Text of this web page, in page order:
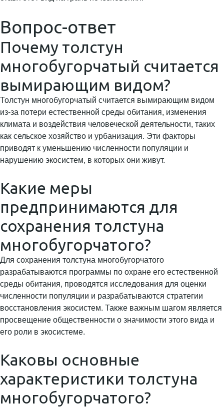
Вопрос-ответ
Почему толстун
многобугорчатый считается
вымирающим видом?
Толстун многобугорчатый считается вымирающим видом
из-за потери естественной среды обитания, изменения
климата и воздействия человеческой деятельности, таких
как сельское хозяйство и урбанизация. Эти факторы
приводят к уменьшению численности популяции и
нарушению экосистем, в которых они живут.
Какие меры
предпринимаются для
сохранения толстуна
многобугорчатого?
Для сохранения толстуна многобугорчатого
разрабатываются программы по охране его естественной
среды обитания, проводятся исследования для оценки
численности популяции и разрабатываются стратегии
восстановления экосистем. Также важным шагом является
просвещение общественности о значимости этого вида и
его роли в экосистеме.
Каковы основные
характеристики толстуна
многобугорчатого?